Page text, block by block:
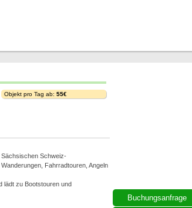
Buchungsanfrage
Objekt pro Tag ab: 55€
Schweiz-
Fahrradtouren, Angeln
lädt zu Bootstouren und